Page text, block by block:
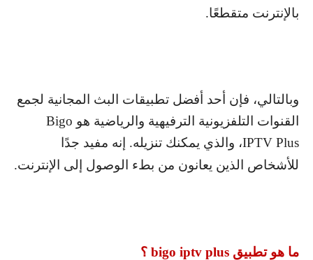
بالإنترنت متقطعًا.
وبالتالي، فإن أحد أفضل تطبيقات البث المجانية لجمع
القنوات التلفزيونية الترفيهية والرياضية هو Bigo
IPTV Plus، والذي يمكنك تنزيله. إنه مفيد جدًا
للأشخاص الذين يعانون من بطء الوصول إلى الإنترنت.
ما هو تطبيق bigo iptv plus ؟